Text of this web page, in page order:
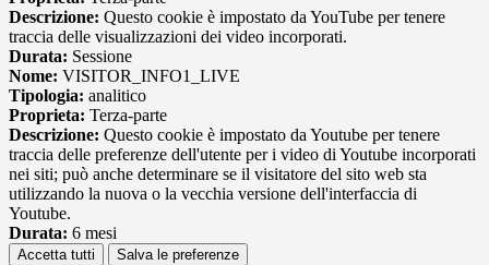
Descrizione: Questo cookie è impostato da YouTube per tenere
traccia delle visualizzazioni dei video incorporati.
Durata: Sessione
Nome: VISITOR_INFO1_LIVE
Tipologia: analitico
Proprieta: Terza-parte
Descrizione: Questo cookie è impostato da Youtube per tenere
traccia delle preferenze dell'utente per i video di Youtube incorporati
nei siti; può anche determinare se il visitatore del sito web sta
utilizzando la nuova o la vecchia versione dell'interfaccia di
Youtube.
Durata: 6 mesi
Accetta tutti Salva le preferenze